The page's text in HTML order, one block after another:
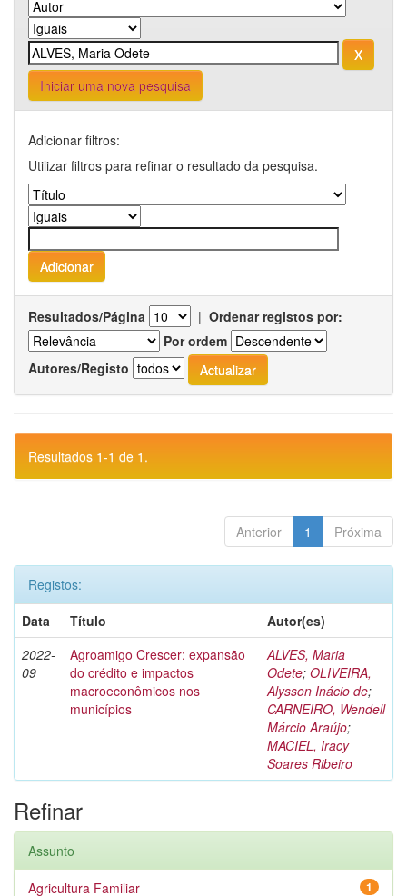
Iniciar uma nova pesquisa
Adicionar filtros:
Utilizar filtros para refinar o resultado da pesquisa.
Resultados/Página | Ordenar registos por:
Por ordem
Autores/Registo
Resultados 1-1 de 1.
Anterior 1 Próxima
Registos:
Data
Título
Autor(es)
2022-
09
Agroamigo Crescer: expansão
do crédito e impactos
macroeconômicos nos
municípios
ALVES, Maria
Odete; OLIVEIRA,
Alysson Inácio de;
CARNEIRO, Wendell
Márcio Araújo;
MACIEL, Iracy
Soares Ribeiro
Refinar
Assunto
1
Agricultura Familiar